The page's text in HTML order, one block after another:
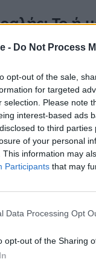
- Do Not Process
opt-out of the sale,
for targeted
selection. Please note
interest-based ads
to third
of your personal
This information may
Participants that may
Data Processing Opt
opt-out of the Sharing
Το ή
διαχειριστής
με
Μαρσίν
τον Εμμανουήλ
καλύτερους»,
και στους
αθλητής.
με
δικό του κομμάτι
στην επίσημη